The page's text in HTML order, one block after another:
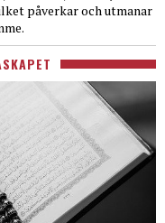
påverkar och utmanar